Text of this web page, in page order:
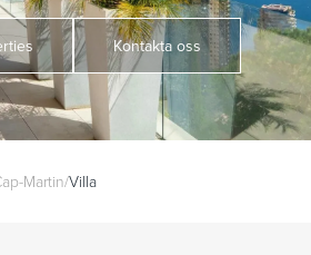
Kontakta oss
Martin/Villa